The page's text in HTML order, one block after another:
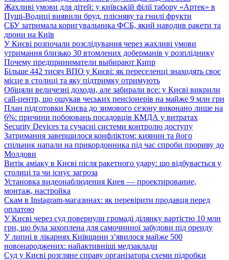
Жахливі умови для дітей: у київській філії табору «Артек» в
Пущі-Водиці виявили бруд, плісняву та гнилі фрукти
СБУ затримала коригувальника ФСБ, який наводив ракети та
дрони на Київ
У Києві розпочали розслідування через жахливі умови
утримання близько 30 втомлених доберманів у розпліднику
Почему предприниматели выбирают Кипр
Більше 442 тисяч ВПО у Києві: як переселенці знаходять своє
місце в столиці та яку підтримку отримують
Обіцяли величезні доходи, але забирали все: у Києві викрили
call-центр, що ошукав чеських пенсіонерів на майже 9 млн грн
План підготовки Києва до зимового сезону виконано лише на
6%: причини побоювань посадовців КМДА у витратах
Security Devices та сучасні системи контролю доступу
Затримання завершилося конфліктом: киянин та його
спільник напали на прикордонника під час спроби прориву до
Молдови
Витік аміаку в Києві після ракетного удару: що відбувається у
столиці та чи існує загроза
Установка видеонаблюдения Киев — проектирование,
монтаж, настройка
Скам в Instagram-магазинах: як перевірити продавця перед
оплатою
У Києві через суд повернули громаді ділянку вартістю 10 млн
грн, що була захоплена для самочинної забудови під оренду
У липні в лікарнях Київщини з’явилося майже 500
новонароджених: найактивніші медзаклади
Суд у Києві розгляне справу організатора схеми підробки